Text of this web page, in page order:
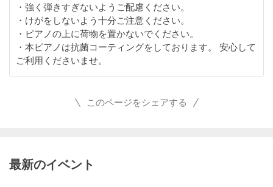
・強く弾きすぎないようご配慮ください。
・けがをしないよう十分ご注意ください。
・ピアノの上に荷物を置かないでください。
・本ピアノは抗菌コーティングをしております。 安心して
ご利用くださいませ。
このページをシェアする
最新のイベント